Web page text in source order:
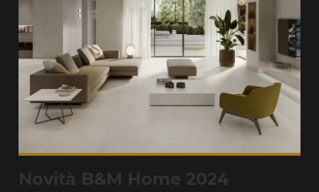
Novità B&M Home 2024